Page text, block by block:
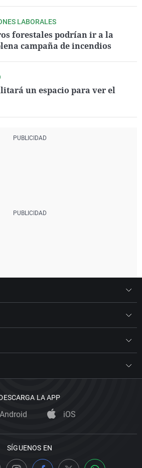
LABORALES
forestales podrían ir a la
campaña de incendios
un espacio para ver el
LA APP
Android iOS
SÍGUENOS EN